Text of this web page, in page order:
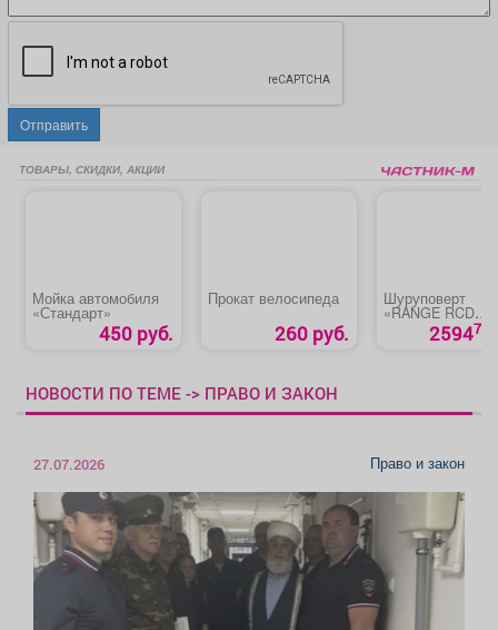
Отправить
ТОВАРЫ, СКИДКИ, АКЦИИ
Мойка автомобиля
«Стандарт»
450 руб.
Прокат велосипеда
260 руб.
Шуруповерт
«RANGE RCD
ROMO»259470
НОВОСТИ ПО ТЕМЕ -> ПРАВО И ЗАКОН
27.07.2026 Право и закон